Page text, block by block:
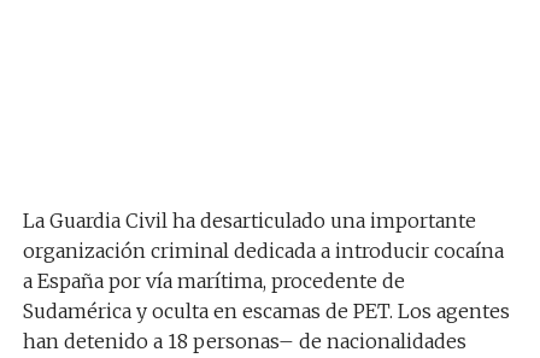
La Guardia Civil ha desarticulado una importante
organización criminal dedicada a introducir cocaína
a España por vía marítima, procedente de
Sudamérica y oculta en escamas de PET. Los agentes
han detenido a 18 personas– de nacionalidades